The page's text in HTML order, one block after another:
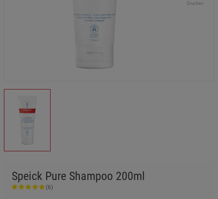
Drucken
Speick Pure Shampoo 200ml
(6)